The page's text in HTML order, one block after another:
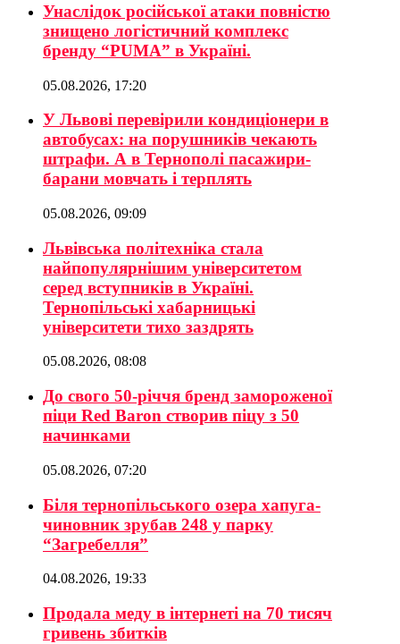
Унаслідок російської атаки повністю
знищено логістичний комплекс
бренду “PUMA” в Україні.
05.08.2026, 17:20
У Львові перевірили кондиціонери в
автобусах: на порушників чекають
штрафи. А в Тернополі пасажири-
барани мовчать і терплять
05.08.2026, 09:09
Львівська політехніка стала
найпопулярнішим університетом
серед вступників в Україні.
Тернопільські хабарницькі
університети тихо заздрять
05.08.2026, 08:08
До свого 50-річчя бренд замороженої
піци Red Baron створив піцу з 50
начинками
05.08.2026, 07:20
Біля тернопільського озера хапуга-
чиновник зрубав 248 у парку
“Загребелля”
04.08.2026, 19:33
Продала меду в інтернеті на 70 тисяч
гривень збитків